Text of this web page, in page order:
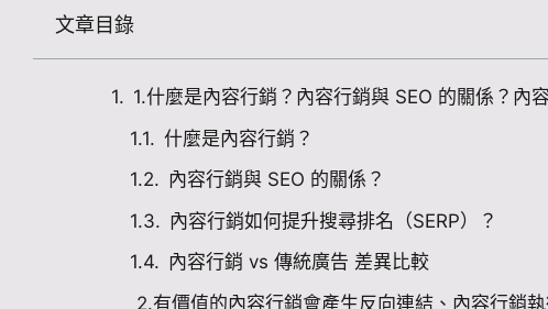
文章目錄
1.什麼是內容行銷？內容行銷與 SEO 的關係？內
什麼是內容行銷？
內容行銷與 SEO 的關係？
內容行銷如何提升搜尋排名（SERP）？
內容行銷 vs 傳統廣告 差異比較
2.有價值的內容行銷會產生反向連結、內容行銷